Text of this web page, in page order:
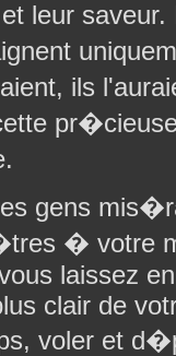
leur
ils
gens
� votre
laissez
clair de
voler et